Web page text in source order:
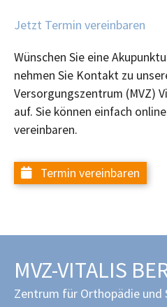
Jetzt Termin vereinbaren
Wünschen Sie eine
nehmen Sie Kontakt zu
Versorgungszentrum (MVZ)
auf. Sie können einfach
vereinbaren.
Termin vereinbaren
MVZ-VITALIS
Zentrum für Orthopädie und